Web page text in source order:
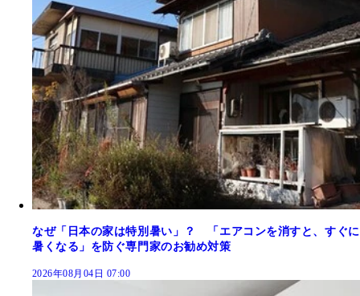
なぜ「日本の家は特別暑い」？ 「エアコンを消すと、すぐに
暑くなる」を防ぐ専門家のお勧め対策
2026年08月04日 07:00